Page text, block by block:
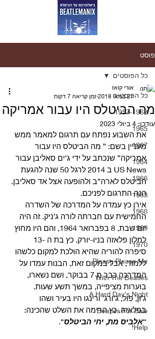
פוסט
כל הפוסטים
1957-1962
1965
1967
1964
1966
1963
1968
1969
1970
Please Please Me
With The Beatles
A Hard Day's Night
Beatles For Sale
Help!
כל הפוסטים
מה הביטלס היו עבור אמריקה
אורי קואז
27 במאי 2018
זמן קריאה 7 דקות
עודכן: 4 ביולי 2023
את השבוע נפתח עם תרגום למאמר ממש
מעניין בשם: ” מה הביטלס היו עבור
אמריקה” שנכתב על ידי ג’ים סאליבן עבור
US News ב 2014 לרגל 50 שנה להגעת
הביטלס לארה”ב ולהופעה אצל אד סאליבן.
הנה התרגום לפניכם.
אירן כץ עמדה על המדרכה של השדרה
החמישית עם חברתה לורה ג’ניק. זה היה
יום שבת, 8 בפברואר 1964, והם היו מחוץ
סיפרה להוריה שהיא הולכת למקום כלשהו
ללמוד, אבל במקום זאת, הבנות עמדו על
המדרכה כבר מ 7 בבוקר, ושם נשארו,
בוערות מציפייה, במשך תשע שעות.
ג’ון, פול, ג’ורג’ ורינגו היו בעיר ושהו
בפלאזה. כץ הרימה את השלט שהכינה:
“אלביס מת, יחי הביטלס“.